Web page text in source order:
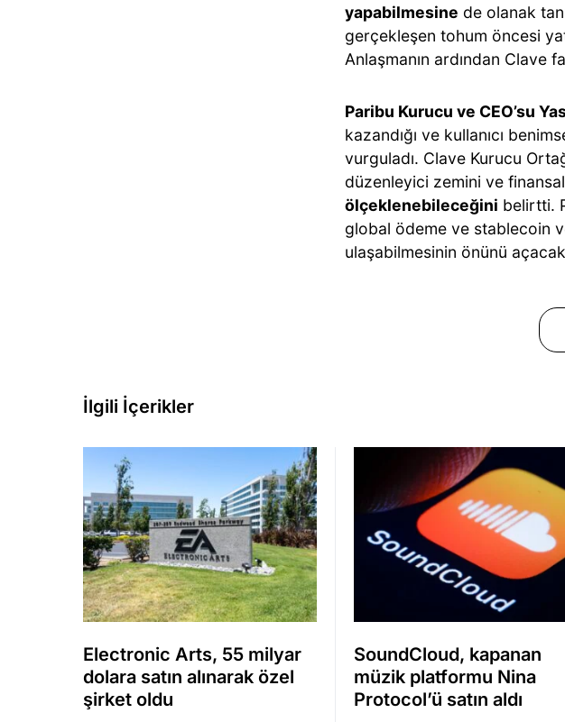
yapabilmesine de olanak
gerçekleşen tohum öncesi
Anlaşmanın ardından Clave
Paribu Kurucu ve CEO’su
kazandığı ve kullanıcı
vurguladı. Clave Kurucu
düzenleyici zemini ve
ölçeklenebileceğini belirtti.
global ödeme ve stablecoin
ulaşabilmesinin önünü
İlgili İçerikler
Electronic Arts, 55 milyar
dolara satın alınarak özel
şirket oldu
SoundCloud, kapanan
müzik platformu Nina
Protocol’ü satın aldı